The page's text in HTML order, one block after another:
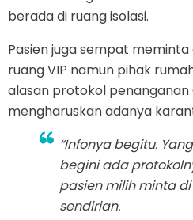
berada di ruang isolasi.
Pasien juga sempat
ruang VIP namun pihak
alasan protokol penanganan
mengharuskan adanya
“Infonya begitu.
begini ada
pasien milih minta di
sendirian.